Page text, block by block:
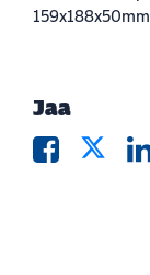
159x188x50mm
Jaa